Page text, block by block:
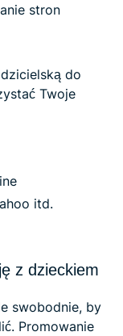
stron
do
Twoje
itd.
z dzieckiem
swobodnie, by
Promowanie